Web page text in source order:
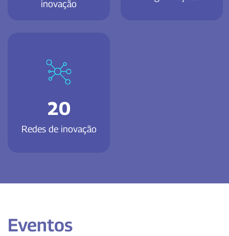
inovação
20
Redes de inovação
Eventos